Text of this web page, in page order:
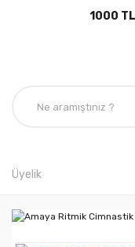
1000
Üyelik